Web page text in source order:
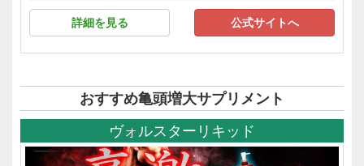
詳細を見る 公式サイトへ
おすすめ亀頭増大サプリメント
ヴォルスターリキッド